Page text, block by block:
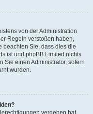
von der Administration
Regeln verstoßen haben,
beachten Sie, dass dies die
ist und phpBB Limited nichts
Sie einen Administrator, sofern
wurden.
vergeben hat,